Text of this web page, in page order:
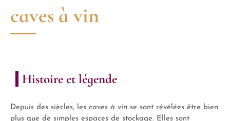
caves à vin
Histoire et légende
Depuis des siècles, les caves à vin se sont révélées être bien
plus que de simples espaces de stockage. Elles sont